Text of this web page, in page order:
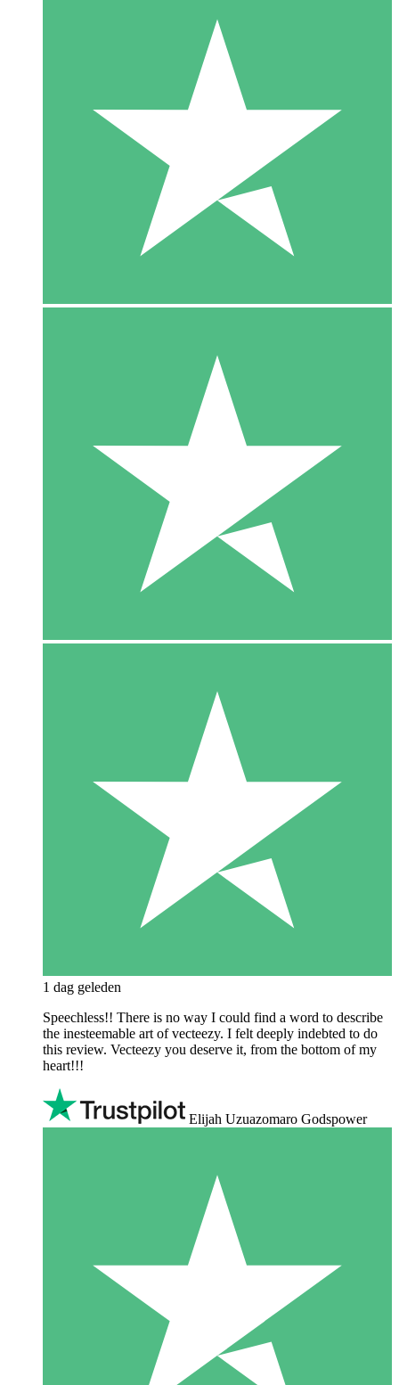
1 dag geleden
Speechless!! There is no way I could find a word to describe
the inesteemable art of vecteezy. I felt deeply indebted to do
this review. Vecteezy you deserve it, from the bottom of my
heart!!!
Elijah Uzuazomaro Godspower